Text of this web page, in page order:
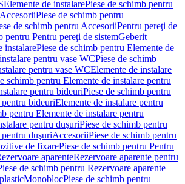
Elemente de instalarePiese de schimb pentru
AccesoriiPiese de schimb pentru
de schimb pentru AccesoriiPentru pereţi de
pentru Pentru pereţi de sistemGeberit
instalarePiese de schimb pentru Elemente de
pentru vase WCPiese de schimb
pentru vase WCElemente de instalare
schimb pentru Elemente de instalare pentru
pentru bideuriPiese de schimb pentru
bideuriElemente de instalare pentru
pentru Elemente de instalare pentru
pentru duşuriPiese de schimb pentru
duşuriAccesoriiPiese de schimb pentru
de fixarePiese de schimb pentru Pentru
aparenteRezervoare aparente pentru
de schimb pentru Rezervoare aparente
MonoblocPiese de schimb pentru